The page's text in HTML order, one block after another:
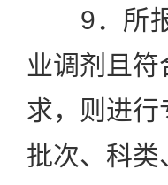
9．所报
业调剂且
求，则进
批次、科